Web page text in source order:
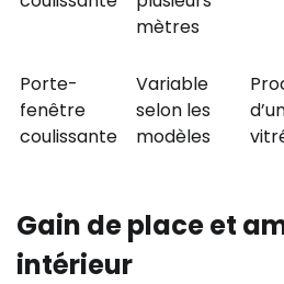
mètres
Porte-
fenêtre
coulissante
Variable
selon les
modèles
Gain de place et
intérieur